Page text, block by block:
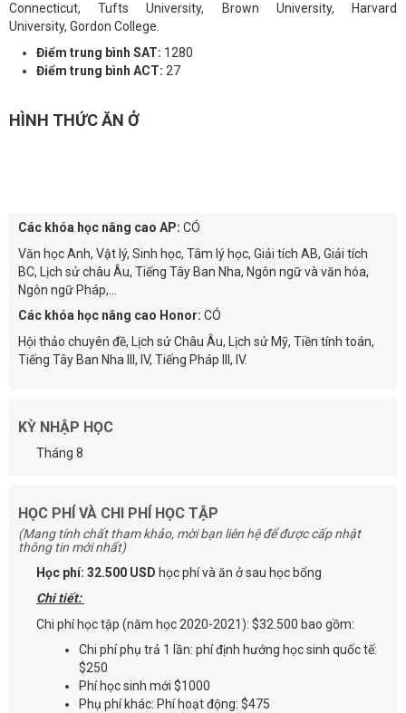
Connecticut, Tufts University, Brown University, Harvard
University, Gordon College.
Điểm trung bình SAT: 1280
Điểm trung bình ACT: 27
HÌNH THỨC ĂN Ở
Các khóa học nâng cao AP: CÓ
Văn học Anh, Vật lý, Sinh học, Tâm lý học, Giải tích AB, Giải tích
BC, Lịch sử châu Âu, Tiếng Tây Ban Nha, Ngôn ngữ và văn hóa,
Ngôn ngữ Pháp,...
Các khóa học nâng cao Honor: CÓ
Hội thảo chuyên đề, Lịch sử Châu Âu, Lịch sử Mỹ, Tiền tính toán,
Tiếng Tây Ban Nha III, IV, Tiếng Pháp III, IV.
KỲ NHẬP HỌC
Tháng 8
HỌC PHÍ VÀ CHI PHÍ HỌC TẬP
(Mang tính chất tham khảo, mời bạn liên hệ để được cấp nhật
thông tin mới nhất)
Học phí: 32.500 USD học phí và ăn ở sau học bổng
Chi tiết:
Chi phí học tập (năm học 2020-2021): $32.500 bao gồm:
Chi phí phụ trả 1 lần: phí định hướng học sinh quốc tế:
$250
Phí học sinh mới $1000
Phụ phí khác: Phí hoạt động: $475